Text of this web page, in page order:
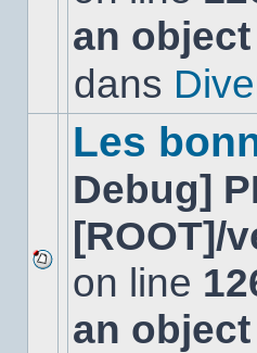
nouveau
message
non-
dans
an
dans
Aucun
nouveau
message
non-
Les
Debug]
[ROOT]/
on line
an